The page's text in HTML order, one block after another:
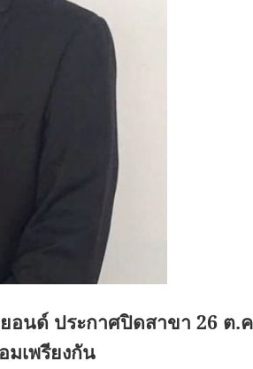
อนด์ ประกาศปิดสาขา 26 ต.
มเพรียงกัน